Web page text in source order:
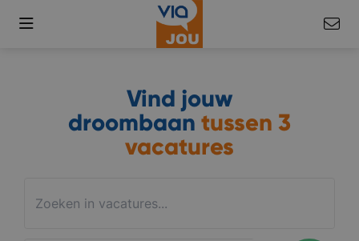
Vind jouw
droombaan tussen 3
vacatures